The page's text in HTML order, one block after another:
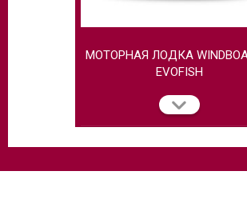
МОТОРНАЯ ЛОДКА
EVOFISH